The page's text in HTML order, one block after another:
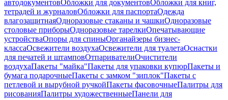
автодокументовОбложки для документовОбложки для книг,
тетрадей и журналовОбложки для паспортаОдежда
влагозащитнаяОдноразовые стаканы и чашкиОдноразовые
столовые приборыОдноразовые тарелкиОпечатывающие
устройстваОпоры для спиныОрганайзеры бизнес-
классаОсвежители воздухаОсвежители для туалетаОснастки
для печатей и штамповОтпаривателиОчистители
воздухаПакеты "майка"Пакеты для упаковки купюрПакеты и
бумага подарочныеПакеты с замком "зиплок"Пакеты с
петлевой и вырубной ручкойПакеты фасовочныеПалитры для
рисованияПалитры художественныеПанели для